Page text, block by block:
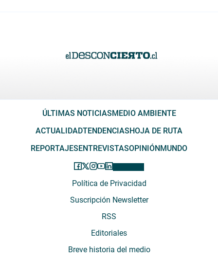
ÚLTIMAS NOTICIASMEDIO AMBIENTE
ACTUALIDADTENDENCIASHOJA DE RUTA
REPORTAJESENTREVISTASOPINIÓNMUNDO
Política de Privacidad
Suscripción Newsletter
RSS
Editoriales
Breve historia del medio